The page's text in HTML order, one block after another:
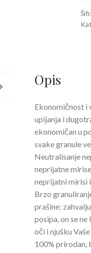
Opis
Ekonomičnost i
upijanja i
ekonomičan u
svake granule
Neutralisanje
neprijatne
neprijatni mirisi
Brzo
prašine:
posipa, on se
oči i njušku
100% prirodan,